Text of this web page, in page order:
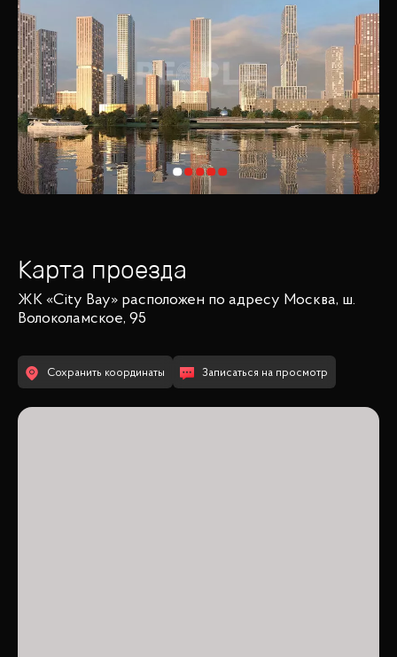
Карта проезда
ЖК «City Bay» расположен по адресу Москва, ш.
Волоколамское, 95
Сохранить координаты Записаться на просмотр